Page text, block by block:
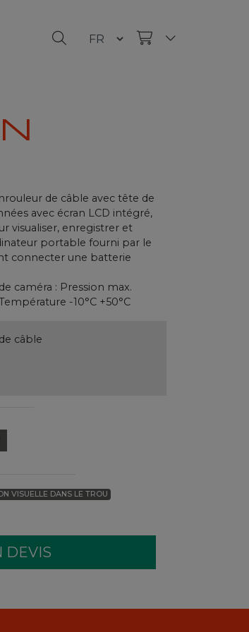
de câble avec tête de
avec écran LCD intégré,
visualiser, enregistrer et
portable fourni par le
connecter une batterie
caméra : Pression max.
-10°C +50°C
câble
VISUELLE DANS LE TROU